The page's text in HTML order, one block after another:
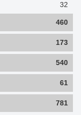
32
460
173
540
61
781